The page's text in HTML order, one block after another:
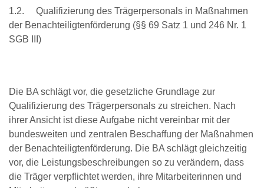
1.2. Qualifizierung des Trägerpersonals in Maßnahmen
der Benachteiligtenförderung (§§ 69 Satz 1 und 246 Nr. 1
SGB III)
Die BA schlägt vor, die gesetzliche Grundlage zur
Qualifizierung des Trägerpersonals zu streichen. Nach
ihrer Ansicht ist diese Aufgabe nicht vereinbar mit der
bundesweiten und zentralen Beschaffung der Maßnahmen
der Benachteiligtenförderung. Die BA schlägt gleichzeitig
vor, die Leistungsbeschreibungen so zu verändern, dass
die Träger verpflichtet werden, ihre Mitarbeiterinnen und